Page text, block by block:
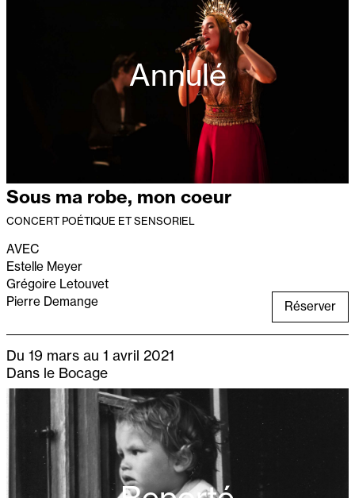
Annulé
Sous ma robe, mon coeur
CONCERT POÉTIQUE ET SENSORIEL
AVEC
Estelle Meyer
Grégoire Letouvet
Pierre Demange
Réserver
Du 19 mars au 1 avril 2021
Dans le Bocage